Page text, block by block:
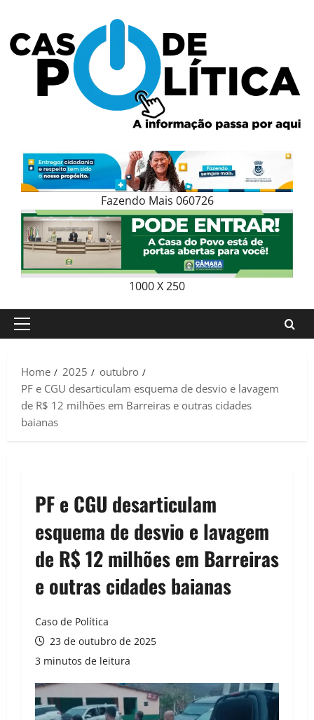
content
Fazendo Mais 060726
1000 X 250
Primary
Home
2025
outubro
PF e CGU desarticulam esquema de desvio e lavagem
de R$ 12 milhões em Barreiras e outras cidades
baianas
PF e CGU desarticulam
esquema de desvio e lavagem
de R$ 12 milhões em Barreiras
e outras cidades baianas
Caso de Política
23 de outubro de 2025
3 minutos de leitura